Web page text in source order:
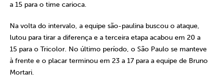
a 15 para o time carioca.
Na volta do intervalo, a equipe são-paulina buscou o ataque,
lutou para tirar a diferença e a terceira etapa acabou em 20 a
15 para o Tricolor. No último período, o São Paulo se manteve
à frente e o placar terminou em 23 a 17 para a equipe de Bruno
Mortari.